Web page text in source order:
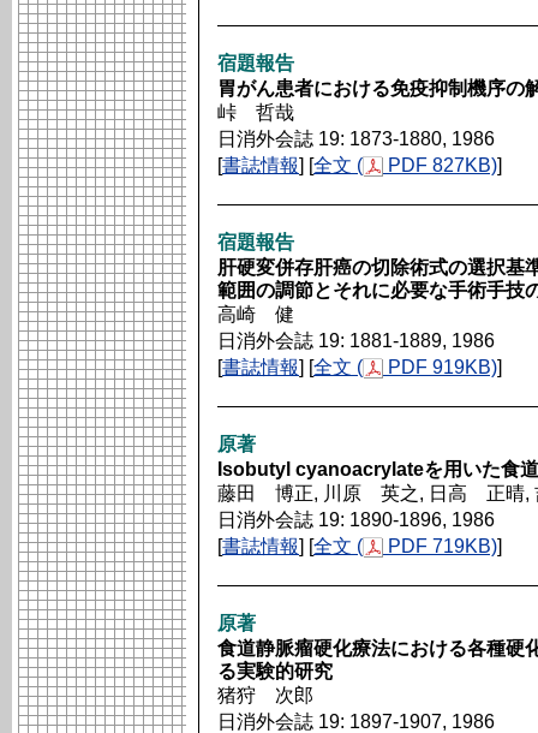
宿題報告
胃がん患者における免疫抑制機序の
峠 哲哉
日消外会誌 19: 1873-1880, 1986
[書誌情報] [全文 ( PDF 827KB)]
宿題報告
肝硬変併存肝癌の切除術式の選択
範囲の調節とそれに必要な手術手技
高崎 健
日消外会誌 19: 1881-1889, 1986
[書誌情報] [全文 ( PDF 919KB)]
原著
Isobutyl cyanoacrylateを用いた食
藤田 博正, 川原 英之, 日高 正晴,
日消外会誌 19: 1890-1896, 1986
[書誌情報] [全文 ( PDF 719KB)]
原著
食道静脈瘤硬化療法における各種硬
る実験的研究
猪狩 次郎
日消外会誌 19: 1897-1907, 1986